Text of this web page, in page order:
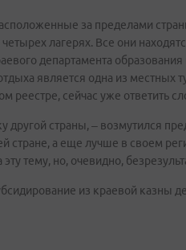
за пределами
лагерях. Все они
департамента образования
является одна из местных
реестре, сейчас уже ответить
страны, – возмутился
стране, а еще лучше в своем
тему, но, очевидно,
из краевой казны